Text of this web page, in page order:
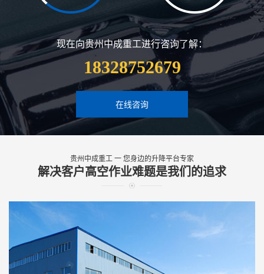
现在向贵州中成重工进行咨询了解：
18328752679
在线咨询
贵州中成重工 一 您身边的升降平台专家
解决客户高空作业难题是我们的追求